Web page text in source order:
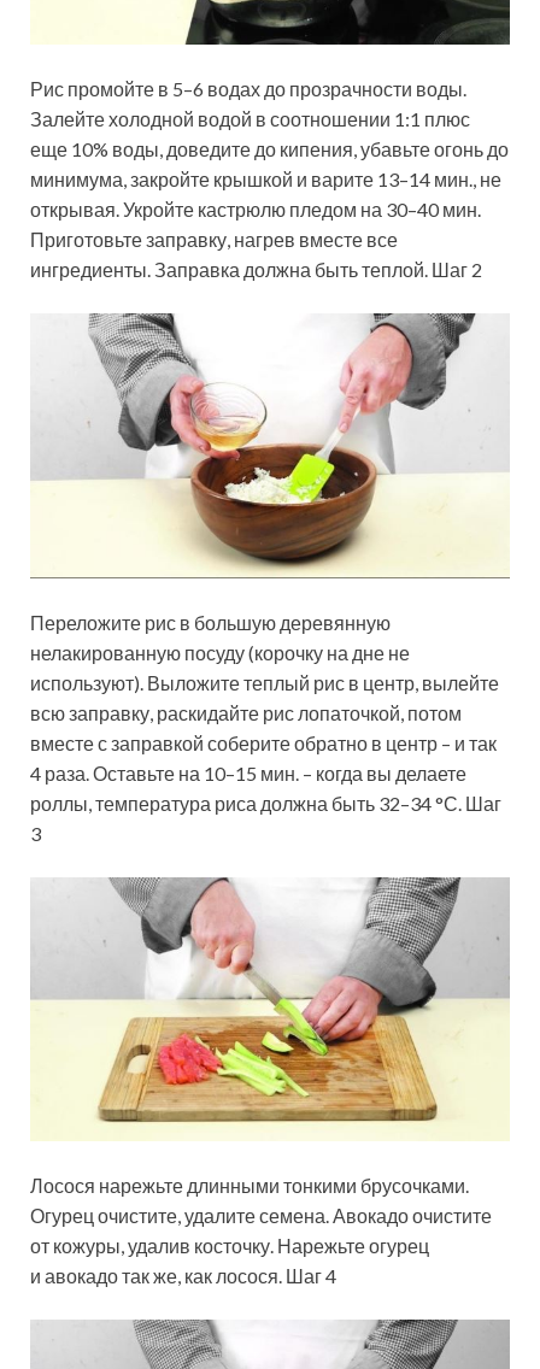
Рис промойте в 5–6 водах до прозрачности воды.
Залейте холодной водой в соотношении 1:1 плюс
еще 10% воды, доведите до кипения, убавьте огонь до
минимума, закройте крышкой и варите 13–14 мин., не
открывая. Укройте кастрюлю пледом на 30–40 мин.
Приготовьте заправку, нагрев вместе все
ингредиенты. Заправка­ должна быть теплой. Шаг 2
Переложите рис в большую деревянную
нелакированную посуду (корочку на дне не
используют). Выложите теплый рис в центр, вылейте
всю заправку, раскидайте рис лопаточкой, потом
вместе с заправкой соберите обратно в центр – и так
4 раза. Оставьте на 10–15 мин. – когда вы делаете
роллы, температура риса должна быть 32–34 °С. Шаг
3
Лосося нарежьте длинными тонкими брусочками.
Огурец очистите, удалите семена. Авокадо очистите
от кожуры, удалив косточку. Нарежьте огурец
и авокадо так же, как лосося. Шаг 4